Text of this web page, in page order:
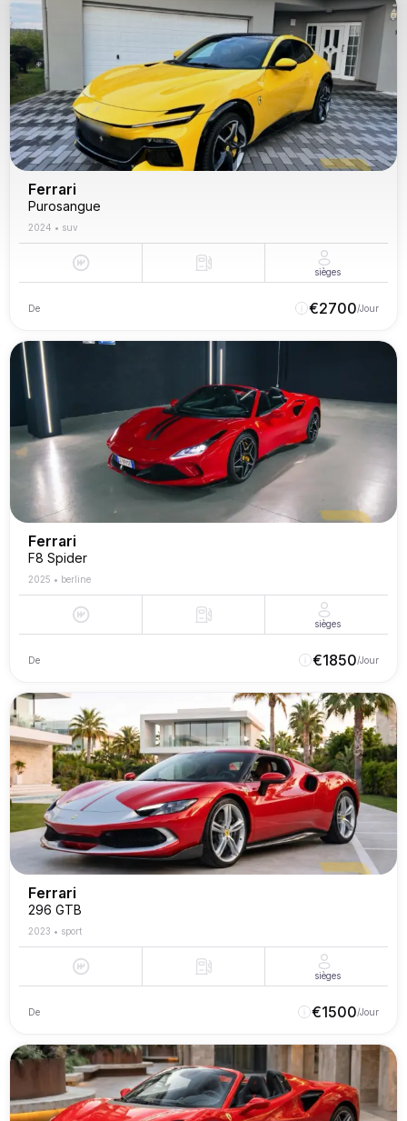
Ferrari
Purosangue
2024 • suv
sièges
De €2700/Jour
Ferrari
F8 Spider
2025 • berline
sièges
De €1850/Jour
Ferrari
296 GTB
2023 • sport
sièges
De €1500/Jour